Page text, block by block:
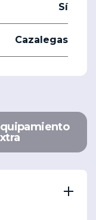
Sí
Cazalegas